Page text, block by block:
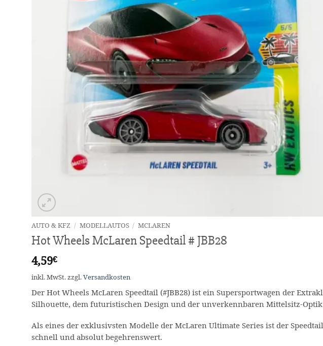
AUTO & KFZ / MODELLAUTOS / MCLAREN
Hot Wheels McLaren Speedtail # JBB28
4,59€
inkl. MwSt.zzgl.Versandkosten
Der Hot Wheels McLaren Speedtail (#JBB28) ist ein Supersportwagen der
Silhouette, dem futuristischen Design und der unverkennbaren Mittelsitz-
Als eines der exklusivsten Modelle der McLaren Ultimate Series ist der
schnell und absolut begehrenswert.